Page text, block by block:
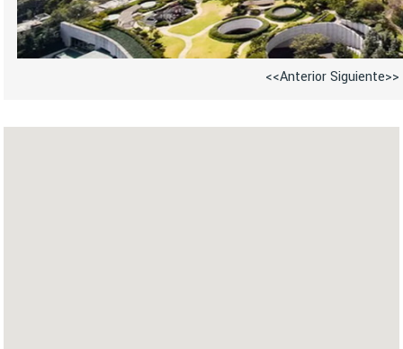
<<AnteriorSiguiente>>